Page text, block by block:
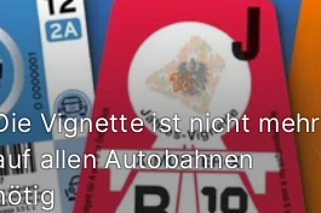
Vignette ist nicht mehr
allen Autobahnen